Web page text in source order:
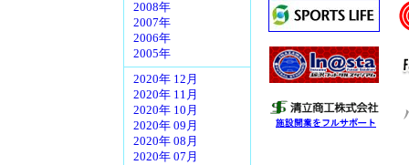
2008年
2007年
2006年
2005年
2020年 12月
2020年 11月
2020年 10月
2020年 09月
2020年 08月
2020年 07月